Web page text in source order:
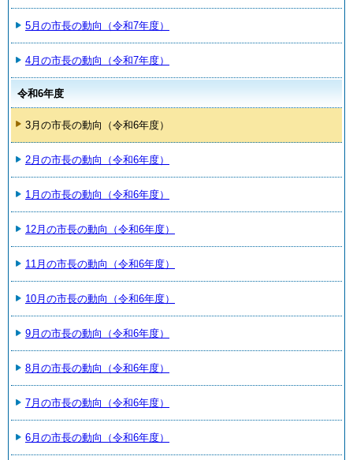
5月の市長の動向（令和7年度）
4月の市長の動向（令和7年度）
令和6年度
3月の市長の動向（令和6年度）
2月の市長の動向（令和6年度）
1月の市長の動向（令和6年度）
12月の市長の動向（令和6年度）
11月の市長の動向（令和6年度）
10月の市長の動向（令和6年度）
9月の市長の動向（令和6年度）
8月の市長の動向（令和6年度）
7月の市長の動向（令和6年度）
6月の市長の動向（令和6年度）